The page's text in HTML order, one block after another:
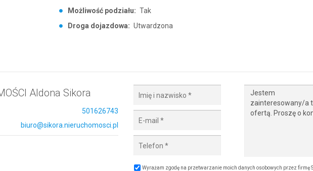
Możliwość podziału: Tak
Droga dojazdowa: Utwardzona
Aldona Sikora
501626743
biuro@sikora.nieruchomosci.pl
Wyrażam zgodę na przetwarzanie moich danych osobowych przez firmę